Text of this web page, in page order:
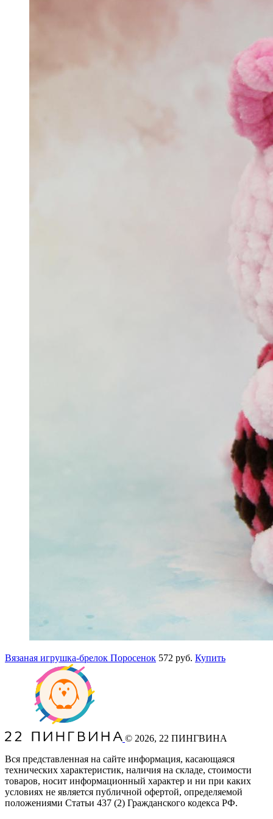
Вязаная игрушка-брелок Поросенок 572 руб. Купить
© 2026, 22 ПИНГВИНА
Вся представленная на сайте информация, касающаяся
технических характеристик, наличия на складе, стоимости
товаров, носит информационный характер и ни при каких
условиях не является публичной офертой, определяемой
положениями Статьи 437 (2) Гражданского кодекса РФ.